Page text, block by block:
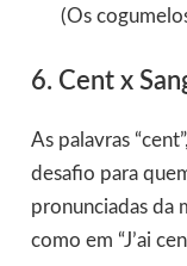
(Os
6. Cent x
As palavras
desafio para
pronunciadas da
como em “J’ai